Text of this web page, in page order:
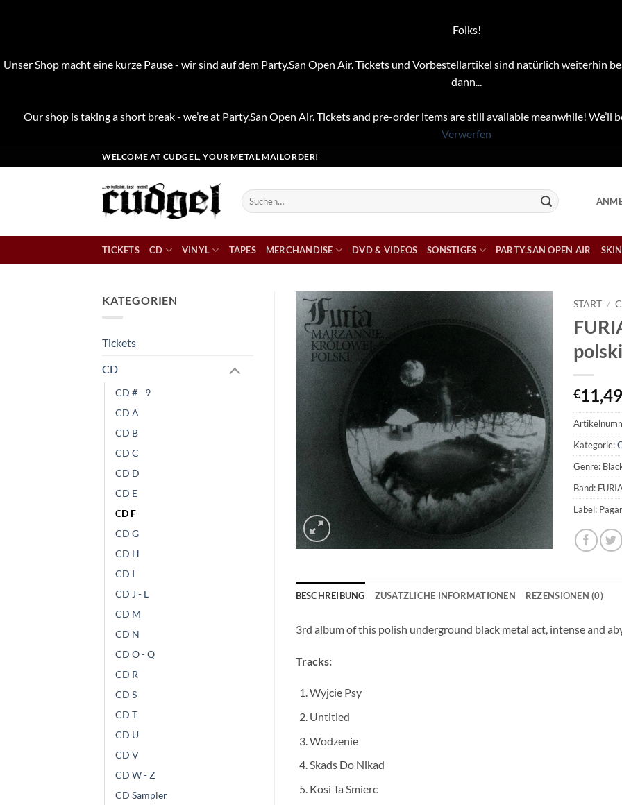
Folks!
Unser Shop macht eine kurze Pause - wir sind auf dem Party.San Open Air. Tickets und Vorbestellartikel sind natürlich weiterhin
dann...
Our shop is taking a short break - we’re at Party.San Open Air. Tickets and pre-order items are still available meanwhile! We’ll
Verwerfen
Inhalt
WELCOME AT CUDGEL, YOUR METAL MAILORDER!
Suchen
nach:
TICKETS CD VINYL TAPES MERCHANDISE DVD & VIDEOS SONSTIGES PARTY.SAN OPEN AIR
KATEGORIEN
Tickets
CD
CD # - 9
CD A
CD B
CD C
CD D
CD E
CD F
CD G
CD H
CD I
CD J - L
CD M
CD N
CD O - Q
CD R
CD S
CD T
CD U
CD V
CD W - Z
CD Sampler
START /
€11,49
Kategorie:
Genre:
Band:
Label:
BESCHREIBUNG ZUSÄTZLICHE INFORMATIONEN REZENSIONEN (0)
3rd album of this polish underground black metal act, intense and
Tracks:
Wyjcie Psy
Untitled
Wodzenie
Skads Do Nikad
Kosi Ta Smierc